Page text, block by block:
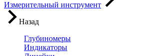
Измерительный инструмент
Назад
Глубиномеры
Индикаторы